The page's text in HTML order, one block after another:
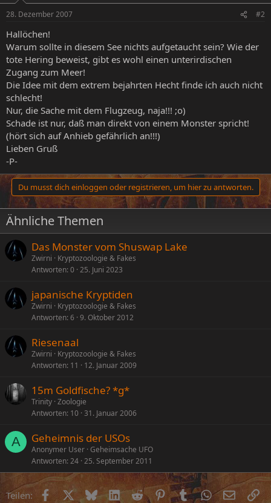
28. Dezember 2007 #2
Hallöchen!
Warum sollte in diesem See nichts aufgetaucht sein? Wie der
tote Hering beweist, gibt es wohl einen unterirdischen
Zugang zum Meer!
Die Idee mit dem extrem bejahrten Hecht finde ich auch nicht
schlecht!
Nur, die Sache mit dem Flugzeug, naja!!! ;o)
Schade ist nur, daß man direkt von einem Monster spricht!
(hört sich auf Anhieb gefährlich an!!!)
Lieben Gruß
-P-
Du musst dich einloggen oder registrieren, um hier zu antworten.
Ähnliche Themen
Das Monster vom Shuswap Lake
Zwirni
Kryptozoologie & Fakes
Antworten 0 25. Juni 2023
japanische Kryptiden
Zwirni
Kryptozoologie & Fakes
Antworten 6 9. Oktober 2012
Riesenaal
Zwirni
Kryptozoologie & Fakes
Antworten 11 12. Januar 2009
15m Goldfische? *g*
Trinity Zoologie
Antworten 10 31. Januar 2006
A Geheimnis der USOs
Anonymer User Geheimsache UFO
Antworten 24 25. September 2011
Teilen: FacebookX (Twitter)
BlueskyLinkedInRedditPinterestTumblrWhatsApp
E-Mail